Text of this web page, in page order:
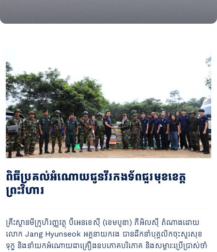
ពិធីប្រគល់អំណោយជូនវីរកងទ័ពជួរមុខខេត្ត
ព្រះវិហារ
គ្រឹះស្ថានមីក្រូហិរញ្ញវត្ថុ ប៊ីអេនខេស៊ី (ខេមបូឌា) ភីអិលស៊ី តំណាងដោយ
លោក Jang Hyunseok អគ្គនាយករង បានដឹកនាំបុគ្គលិកចុះសួរសុខ
ទុក្ខ និងនាំយកអំណោយជាគ្រឿងឧបភោគបរិភោគ និងសម្ភារៈប្រើប្រាស់ចាំ